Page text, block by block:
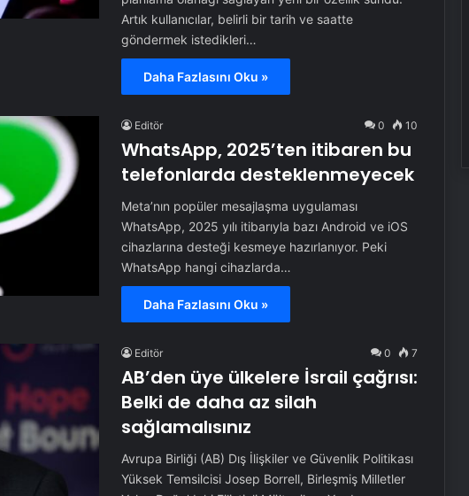
Artık kullanıcılar, belirli bir tarih ve saatte
göndermek istedikleri…
Daha Fazlasını Oku »
Editör 0 10
WhatsApp, 2025’ten itibaren bu
telefonlarda desteklenmeyecek
Meta’nın popüler mesajlaşma uygulaması
WhatsApp, 2025 yılı itibarıyla bazı Android ve iOS
cihazlarına desteği kesmeye hazırlanıyor. Peki
WhatsApp hangi cihazlarda…
Daha Fazlasını Oku »
Editör 0 7
AB’den üye ülkelere İsrail çağrısı:
Belki de daha az silah
sağlamalısınız
Avrupa Birliği (AB) Dış İlişkiler ve Güvenlik Politikası
Yüksek Temsilcisi Josep Borrell, Birleşmiş Milletler